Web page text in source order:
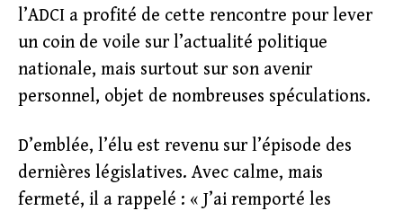
l’ADCI a profité de cette rencontre pour lever
un coin de voile sur l’actualité politique
nationale, mais surtout sur son avenir
personnel, objet de nombreuses spéculations.
D’emblée, l’élu est revenu sur l’épisode des
dernières législatives. Avec calme, mais
fermeté, il a rappelé : « J’ai remporté les